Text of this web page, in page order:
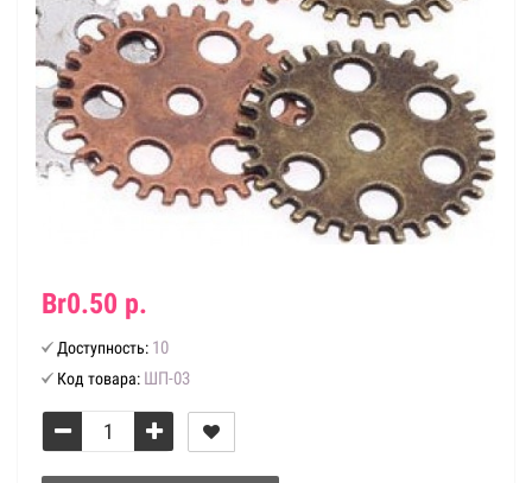
Br0.50 р.
Доступность: 10
Код товара: ШП-03